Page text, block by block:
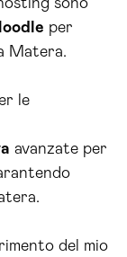
sono
per
Matera.
le
avanzate per
del mio